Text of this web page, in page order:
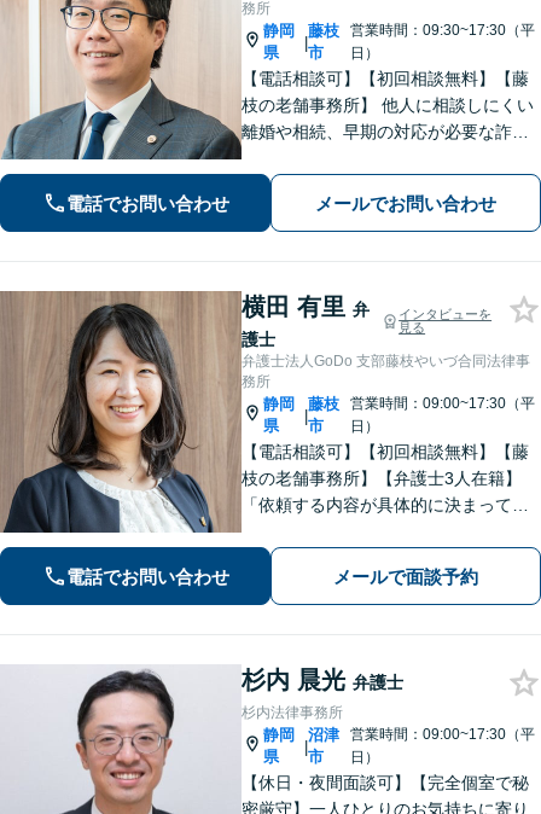
務所
静岡
県
|
藤枝
市
営業時間：09:30~17:30（平
日）
【電話相談可】【初回相談無料】【藤
枝の老舗事務所】 他人に相談しにくい
離婚や相続、早期の対応が必要な詐欺
す！「こんなことで相談していいの
か」と悩まずに、まずはご相談くださ
い【弁護士3人在籍】
電話でお問い合わせ メールでお問い合わせ
横田 有里 弁
護士
インタビューを
見る
弁護士法人GoDo 支部藤枝やいづ合同法律事
務所
静岡
県
|
藤枝
市
営業時間：09:00~17:30（平
日）
【電話相談可】【初回相談無料】【藤
枝の老舗事務所】【弁護士3人在籍】
「依頼する内容が具体的に決まってい
い」という方もまずはご相談くださ
い。相続遺言、離婚問題、交通事故、
借金問題、債権回収など【夜間休日応
相談】
電話でお問い合わせ メールで面談予約
杉内 晨光 弁護士
杉内法律事務所
静岡
県
|
沼津
市
営業時間：09:00~17:30（平
日）
【休日・夜間面談可】【完全個室で秘
密厳守】一人ひとりのお気持ちに寄り